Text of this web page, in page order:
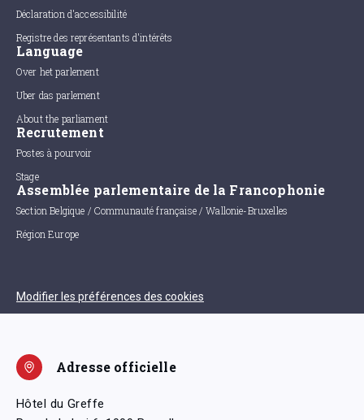
Déclaration d'accessibilité
Registre des représentants d'intérêts
Language
Over het parlement
Uber das parlement
About the parliament
Recrutement
Postes à pourvoir
Stage
Assemblée parlementaire de la Francophonie
Section Belgique / Communauté française / Wallonie-Bruxelles
Région Europe
Modifier les préférences des cookies
Adresse officielle
Hôtel du Greffe